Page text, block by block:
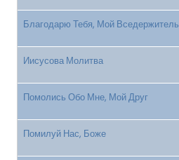
Благодарю Тебя, Мой Вседержитель
Иисусова Молитва
Помолись Обо Мне, Мой Друг
Помилуй Нас, Боже